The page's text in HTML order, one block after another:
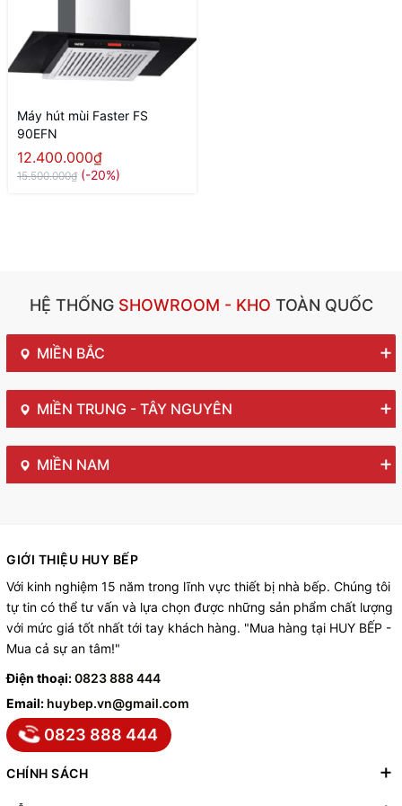
Máy hút mùi Faster FS
90EFN
12.400.000₫
15.500.000₫ (-20%)
HỆ THỐNGSHOWROOM - KHO TOÀN QUỐC
MIỀN BẮC
MIỀN TRUNG - TÂY NGUYÊN
MIỀN NAM
GIỚI THIỆU HUY BẾP
Với kinh nghiệm 15 năm trong lĩnh vực thiết bị nhà bếp. Chúng tôi
tự tin có thể tư vấn và lựa chọn được những sản phẩm chất lượng
với mức giá tốt nhất tới tay khách hàng. "Mua hàng tại HUY BẾP -
Mua cả sự an tâm!"
Điện thoại:0823 888 444
Email: huybep.vn@gmail.com
0823 888 444
CHÍNH SÁCH